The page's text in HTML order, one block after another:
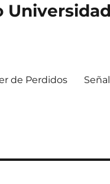
de Perdidos